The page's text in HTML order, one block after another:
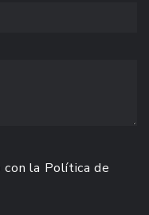
la Política de